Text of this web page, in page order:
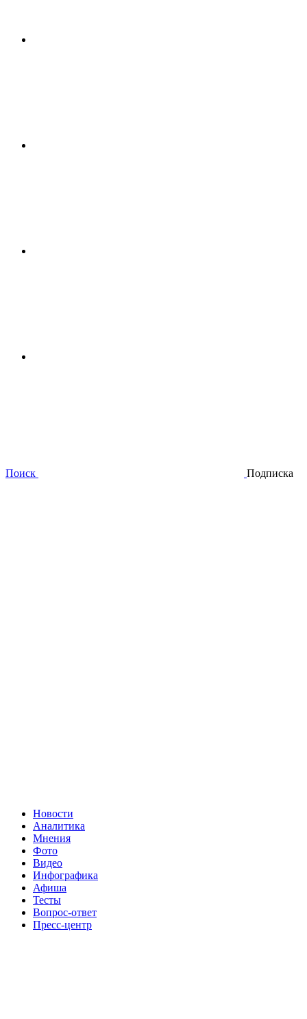
Поиск Подписка
Новости
Аналитика
Мнения
Фото
Видео
Инфографика
Афиша
Тесты
Вопрос-ответ
Пресс-центр